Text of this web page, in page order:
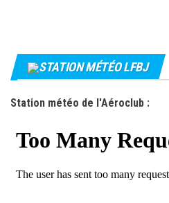
STATION MÉTÉO LFBJ
Station météo de l'Aéroclub :